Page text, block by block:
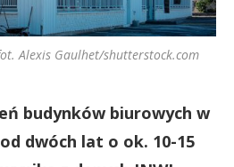
Alexis Gaulhet/shutterstock.com
budynków biurowych w
dwóch lat o ok. 10-15